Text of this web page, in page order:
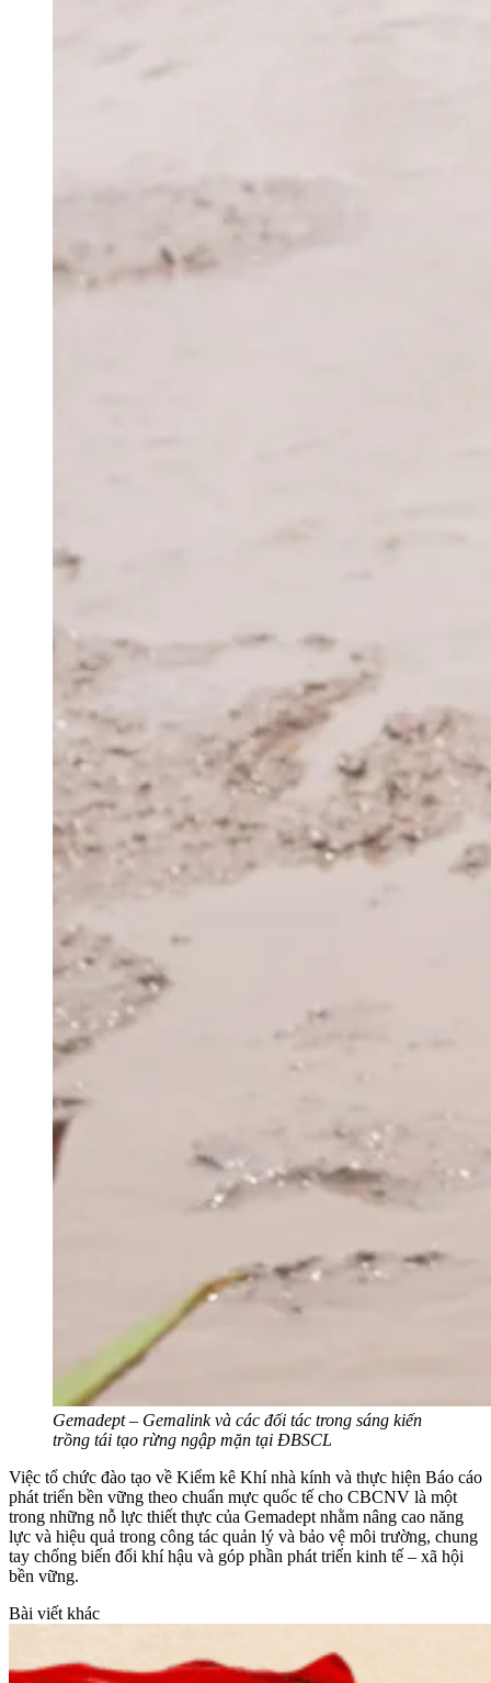
Gemadept – Gemalink và các đối tác trong sáng kiến
trồng tái tạo rừng ngập mặn tại ĐBSCL
Việc tổ chức đào tạo về Kiểm kê Khí nhà kính và thực hiện Báo cáo
phát triển bền vững theo chuẩn mực quốc tế cho CBCNV là một
trong những nỗ lực thiết thực của Gemadept nhằm nâng cao năng
lực và hiệu quả trong công tác quản lý và bảo vệ môi trường, chung
tay chống biến đổi khí hậu và góp phần phát triển kinh tế – xã hội
bền vững.
Bài viết khác